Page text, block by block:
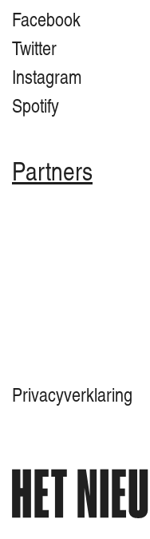
Facebook
Twitter
Instagram
Spotify
Partners
Privacyverklaring